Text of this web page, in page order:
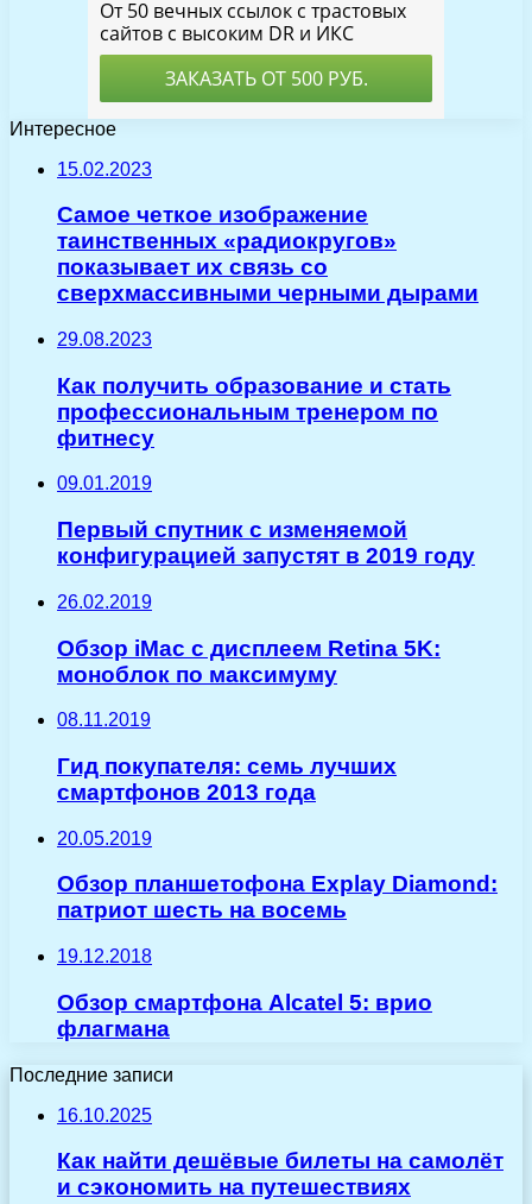
Интересное
15.02.2023
Самое четкое изображение
таинственных «радиокругов»
показывает их связь со
сверхмассивными черными дырами
29.08.2023
Как получить образование и стать
профессиональным тренером по
фитнесу
09.01.2019
Первый спутник с изменяемой
конфигурацией запустят в 2019 году
26.02.2019
Обзор iMac c дисплеем Retina 5K:
моноблок по максимуму
08.11.2019
Гид покупателя: семь лучших
смартфонов 2013 года
20.05.2019
Обзор планшетофона Explay Diamond:
патриот шесть на восемь
19.12.2018
Обзор смартфона Alcatel 5: врио
флагмана
Последние записи
16.10.2025
Как найти дешёвые билеты на самолёт
и сэкономить на путешествиях